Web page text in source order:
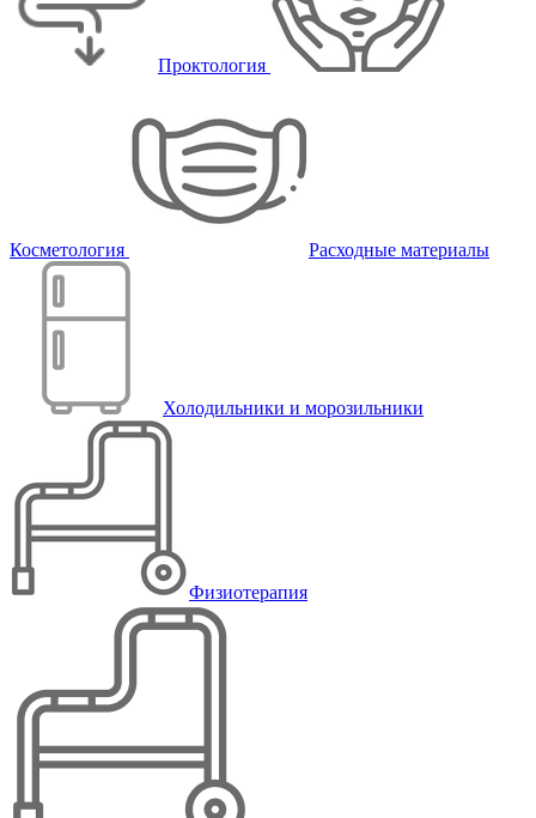
Проктология
Косметология Расходные материалы
Холодильники и морозильники
Физиотерапия